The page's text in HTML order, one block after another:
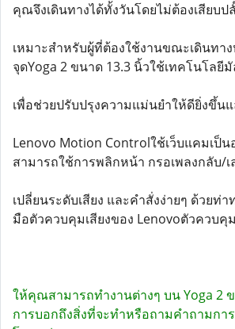
คุณจึงเดินทางได้ทั้งวันโดยไม่ต้องเสียบป
เหมาะสำหรับผู้ที่ต้องใช้งานขณะเดินทา
จุดYoga 2 ขนาด 13.3 นิ้วใช้เทคโนโลยี
เพื่อช่วยปรับปรุงความแม่นยำให้ดียิ่งขึ้นแ
Lenovo Motion Controlใช้เว็บแคมเป็
สามารถใช้การพลิกหน้า กรอเพลงกลับ/เ
เปลี่ยนระดับเสียง และคำสั่งง่ายๆ ด้วยท่
มือตัวควบคุมเสียงของ Lenovoตัวควบคุ
ให้คุณสามารถทำงานต่างๆ บน Yoga 2
การบอกถึงสิ่งที่จะทำหรือถามคำถามกา